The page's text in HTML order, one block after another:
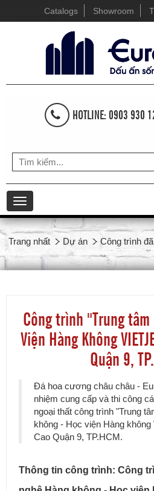
Catalogs Showroom
HOTLINE: 0903
Toggle
navigation
Trang nhất Dự án Công trình
Công trình "Trung
Viện Hàng Không
Quận 9,
Đá hoa cương châu châu -
nhiệm cung cấp và thi công
ngoại thất công trình "Trung
không - Học viện Hàng
Cao Quận 9, TP.HCM.
Thông tin công trình: Công